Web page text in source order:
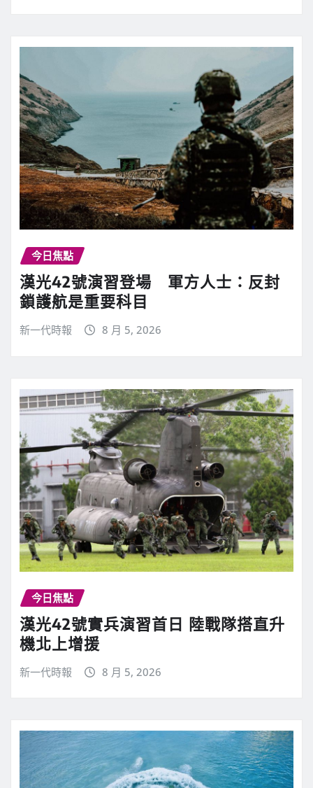
今日焦點
漢光42號演習登場 軍方人士：反封
鎖護航是重要科目
新一代時報 8 月 5, 2026
今日焦點
漢光42號實兵演習首日 陸戰隊搭直升
機北上增援
新一代時報 8 月 5, 2026